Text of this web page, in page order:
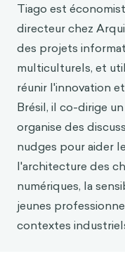
Distinguishing
Social Support
publication.
Kross, E.,
A., Dougherty,
Moser, J.,
Journal of
106, 304-24.
Orvell, A.,
Kross, E. (2019.)
Une voie
Tiago est
directeur chez
des projets
multiculturels, et
réunir l'innovation
Brésil, il co-dirige
organise des
nudges pour aider
l'architecture des
numériques, la
jeunes
contextes